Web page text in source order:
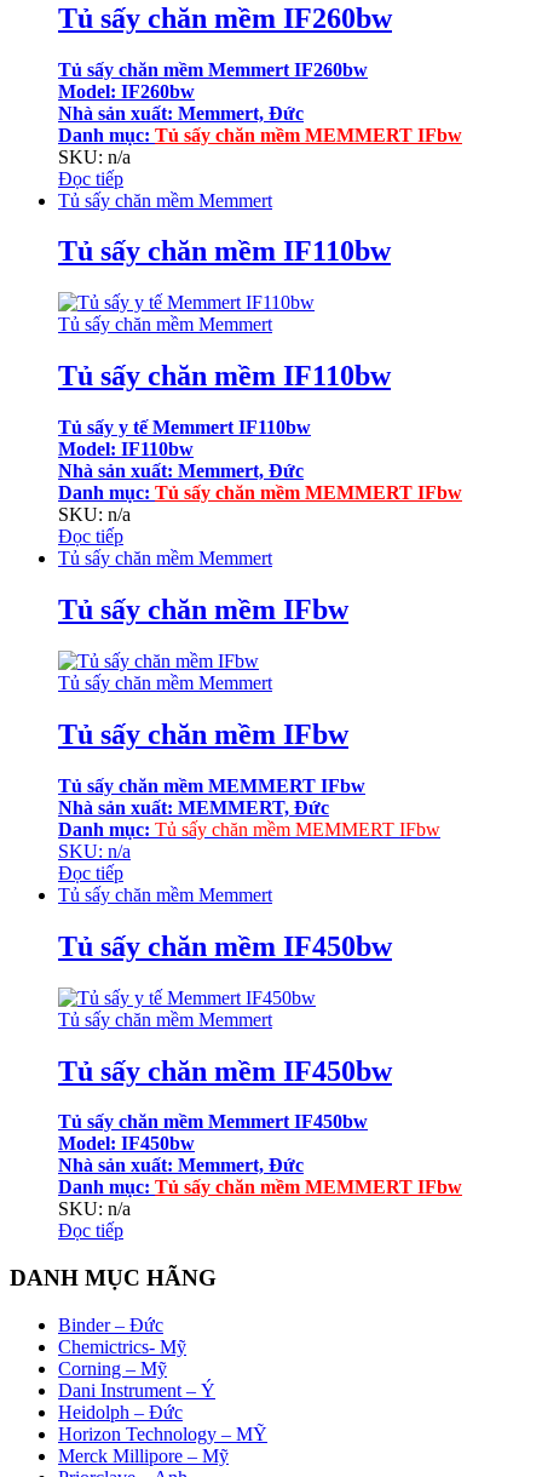
Tủ sấy chăn mềm IF260bw
Tủ sấy chăn mềm Memmert IF260bw
Model: IF260bw
Nhà sản xuất: Memmert, Đức
Danh mục: Tủ sấy chăn mềm MEMMERT IFbw
SKU: n/a
Đọc tiếp
Tủ sấy chăn mềm Memmert
Tủ sấy chăn mềm IF110bw
Tủ sấy chăn mềm Memmert
Tủ sấy chăn mềm IF110bw
Tủ sấy y tế Memmert IF110bw
Model: IF110bw
Nhà sản xuất: Memmert, Đức
Danh mục: Tủ sấy chăn mềm MEMMERT IFbw
SKU: n/a
Đọc tiếp
Tủ sấy chăn mềm Memmert
Tủ sấy chăn mềm IFbw
Tủ sấy chăn mềm Memmert
Tủ sấy chăn mềm IFbw
Tủ sấy chăn mềm MEMMERT IFbw
Nhà sản xuất: MEMMERT, Đức
Danh mục: Tủ sấy chăn mềm MEMMERT IFbw
SKU: n/a
Đọc tiếp
Tủ sấy chăn mềm Memmert
Tủ sấy chăn mềm IF450bw
Tủ sấy chăn mềm Memmert
Tủ sấy chăn mềm IF450bw
Tủ sấy chăn mềm Memmert IF450bw
Model: IF450bw
Nhà sản xuất: Memmert, Đức
Danh mục: Tủ sấy chăn mềm MEMMERT IFbw
SKU: n/a
Đọc tiếp
DANH MỤC HÃNG
Binder – Đức
Chemictrics- Mỹ
Corning – Mỹ
Dani Instrument – Ý
Heidolph – Đức
Horizon Technology – MỸ
Merck Millipore – Mỹ